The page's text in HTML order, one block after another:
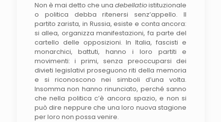
Non è mai detto che unadebellatioistituzionale
o politica debba ritenersi senz’appello. Il
partito zarista, in Russia, esiste e conta ancora:
si allea, organizza manifestazioni, fa parte del
cartello delle opposizioni. In Italia, fascisti e
monarchici, battuti, hanno i loro partiti e
movimenti: i primi, senza preoccuparsi dei
divieti legislativi proseguono riti della memoria
e si riconoscono nei simboli d’una volta.
Insomma non hanno rinunciato, perché sanno
che nella politica c’è ancora spazio, e non si
può dire neppure che una loro nuova stagione
per loro non possa venire.